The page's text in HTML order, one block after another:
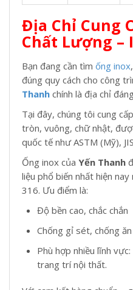
Địa Chỉ Cung
Chất Lượng –
Bạn đang cần tìm ống inox,
đúng quy cách cho công
Thanh chính là địa chỉ
Tại đây, chúng tôi cung
tròn, vuông, chữ nhật,
quốc tế như ASTM (Mỹ),
Ống inox của Yến Thanh
liệu phổ biến nhất hiện
316. Ưu điểm là:
Độ bền cao, chắc chắn
Chống gỉ sét, chống
Phù hợp nhiều lĩnh
trang trí nội thất.